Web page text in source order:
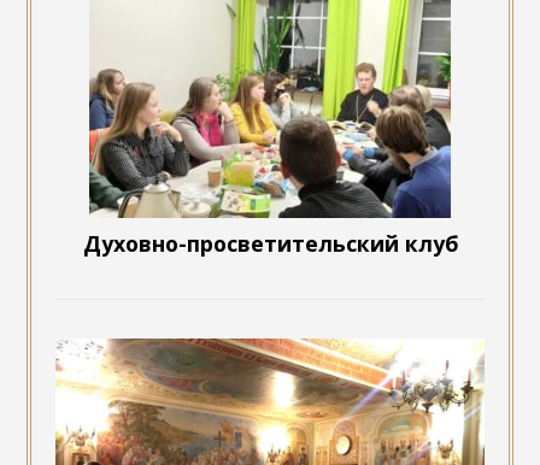
Духовно-просветительский клуб